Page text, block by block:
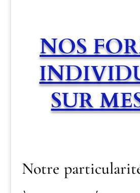
NOS
SUR
Notre